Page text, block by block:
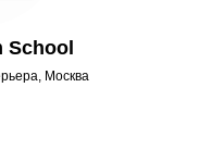
School
Москва